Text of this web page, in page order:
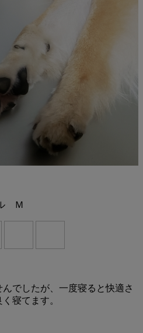
Ｍ
でしたが、一度寝ると快適さ
寝てます。